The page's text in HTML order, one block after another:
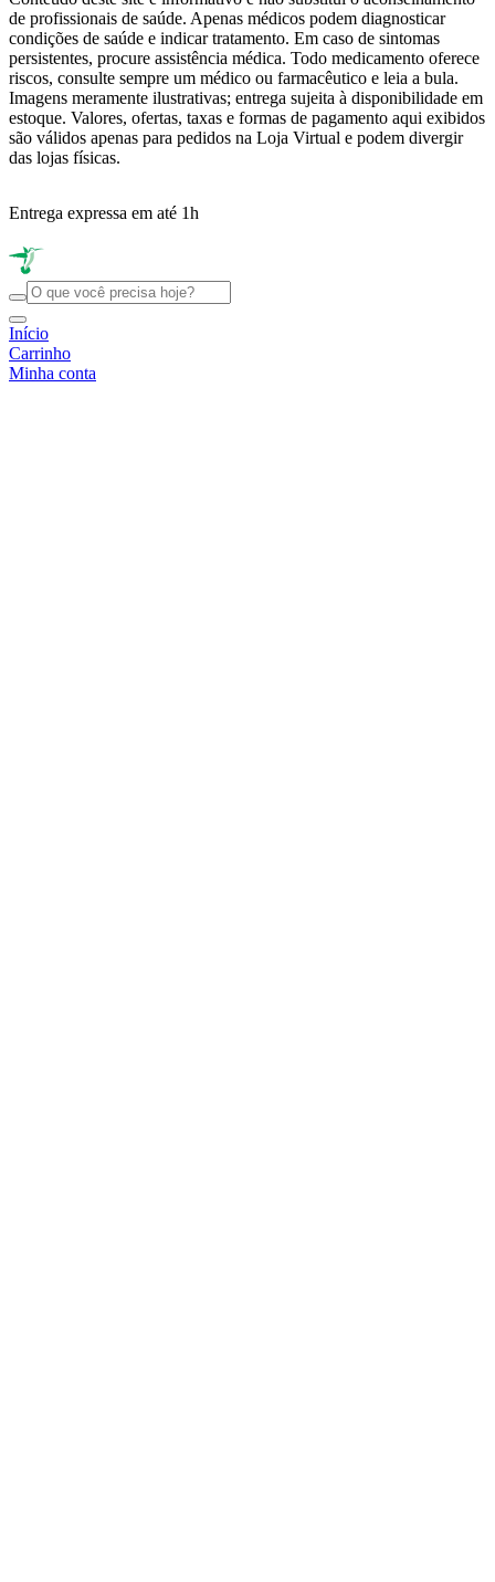
de profissionais de saúde. Apenas médicos podem diagnosticar
condições de saúde e indicar tratamento. Em caso de sintomas
persistentes, procure assistência médica. Todo medicamento oferece
riscos, consulte sempre um médico ou farmacêutico e leia a bula.
Imagens meramente ilustrativas; entrega sujeita à disponibilidade em
estoque. Valores, ofertas, taxas e formas de pagamento aqui exibidos
são válidos apenas para pedidos na Loja Virtual e podem divergir
das lojas físicas.
Entrega expressa em até 1h
Início
Carrinho
Minha conta